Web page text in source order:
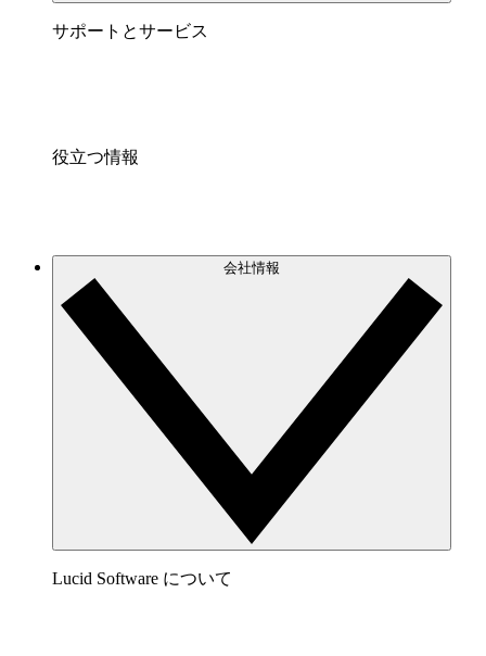
サポートとサービス
役立つ情報
会社情報
Lucid Software について